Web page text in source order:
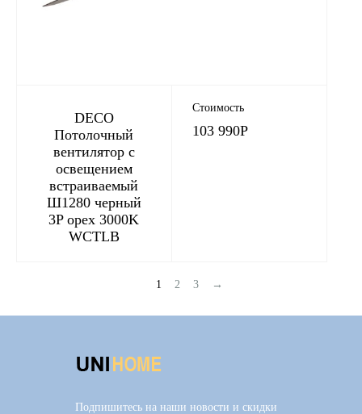
DECO
Потолочный
вентилятор с
освещением
встраиваемый
Ш1280 черный
3P орех 3000K
WCTLB
Стоимость
103 990Р
1 2 3 →
Подпишитесь на наши новости и скидки